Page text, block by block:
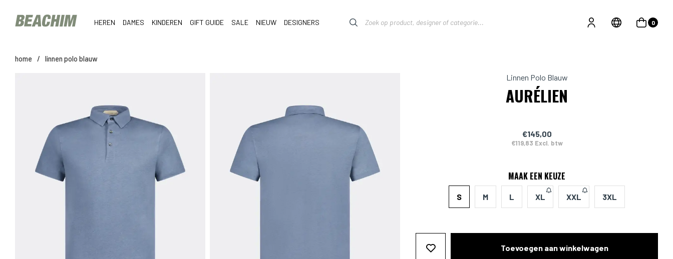
HEREN DAMES KINDEREN GIFT GUIDE SALE NIEUW DESIGNERS 0
home / linnen polo blauw
Linnen Polo Blauw
AURÉLIEN
€145,00
€119,83 Excl. btw
MAAK EEN KEUZE
S M L XL XXL 3XL
Toevoegen aan winkelwagen